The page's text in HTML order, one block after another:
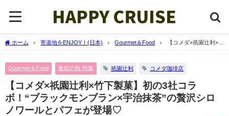
ホーム 寄港地をENJOY！(日本) Gourmet＆Food
【コメダ×祇園辻利×竹
Gourmet＆Food
食欲の秋 特集 祇園辻利 コメダ珈琲店
【コメダ×祇園辻利×竹下製菓】初の3社コラ
ボ！“ブラックモンブラン×宇治抹茶”の贅沢シロ
ノワールとパフェが登場♡